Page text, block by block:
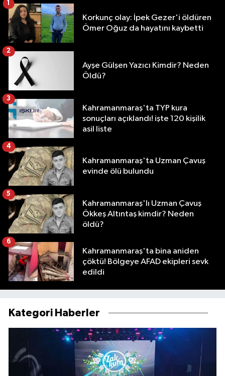
Korkunç olay: İpek Gezer'i öldüren
Ömer Oğuz da hayatını kaybetti
Ayşe Gülşen Yazıcı Kimdir? Neden
Öldü?
2
Kahramanmaraş'ta TYP kura
sonuçları açıklandı! işte 120 kişilik
asil liste
3
Kahramanmaraş'ta Uzman Çavuş
evinde ölü bulundu
4
Kahramanmaraş'lı Uzman Çavuş
Ökkeş Altıntaş kimdir? Neden
öldü?
5
Kahramanmaraş'ta bina aniden
çöktü! Bölgeye AFAD ekipleri sevk
edildi
6
Kategori Haberler